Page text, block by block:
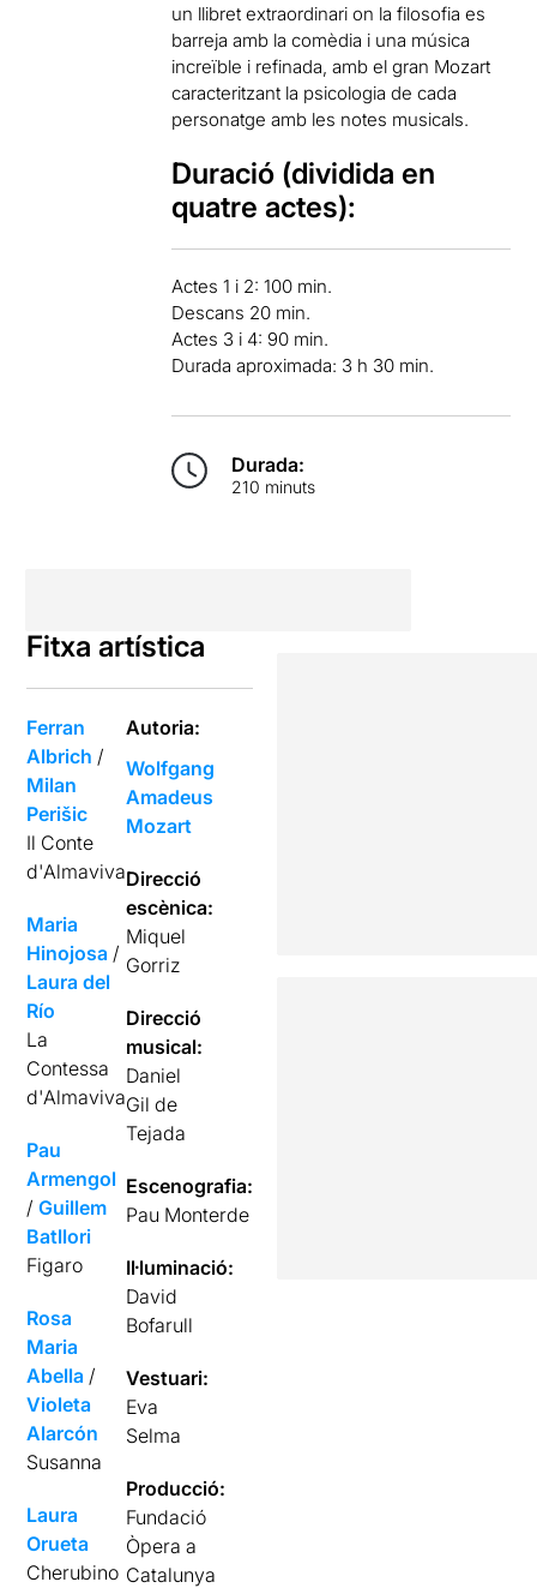
un llibret extraordinari on la filosofia es
barreja amb la comèdia i una música
increïble i refinada, amb el gran Mozart
caracteritzant la psicologia de cada
personatge amb les notes musicals.
Duració (dividida en
quatre actes):
Actes 1 i 2: 100 min.
Descans 20 min.
Actes 3 i 4: 90 min.
Durada aproximada: 3 h 30 min.
Durada:
210 minuts
Fitxa artística
Ferran
Albrich /
Milan
Perišic
Il Conte
d'Almaviva
Maria
Hinojosa /
Laura del
Río
La
Contessa
d'Almaviva
Pau
Armengol
/Guillem
Batllori
Figaro
Rosa
Maria
Abella /
Violeta
Alarcón
Susanna
Laura
Orueta
Cherubino
Autoria:
Wolfgang
Amadeus
Mozart
Direcció
escènica:
Miquel
Gorriz
Direcció
musical:
Daniel
Gil de
Tejada
Escenografia:
Pau Monterde
Il·luminació:
David
Bofarull
Vestuari:
Eva
Selma
Producció:
Fundació
Òpera a
Catalunya